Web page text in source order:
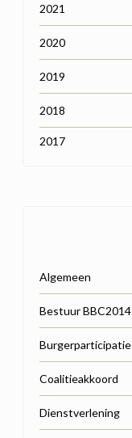
2021
2020
2019
2018
2017
Algemeen
Bestuur BBC2014
Burgerparticipatie
Coalitieakkoord
Dienstverlening